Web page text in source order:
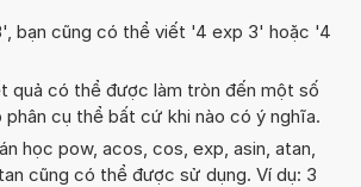
bạn cũng có thể viết '4 exp 3' hoặc '4
quả có thể được làm tròn đến một số
cụ thể bất cứ khi nào có ý nghĩa.
học pow, acos, cos, exp, asin, atan,
cũng có thể được sử dụng. Ví dụ: 3